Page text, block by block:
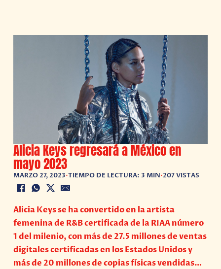
Alicia Keys regresará a México en
mayo 2023
MARZO 27, 2023•TIEMPO DE LECTURA: 3 MIN•207 VISTAS
Alicia Keys se ha convertido en la artista
femenina de R&B certificada de la RIAA número
1 del milenio, con más de 27.5 millones de ventas
digitales certificadas en los Estados Unidos y
más de 20 millones de copias físicas vendidas…